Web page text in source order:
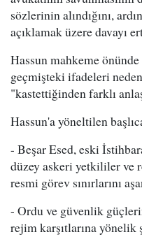
sözlerinin alındığını,
açıklamak üzere davayı
Hassun mahkeme
geçmişteki ifadeleri
"kastettiğinden farklı
Hassun'a yöneltilen
- Beşar Esed, eski
düzey askeri yetkililer ve
resmi görev sınırlarını
- Ordu ve güvenlik
rejim karşıtlarına